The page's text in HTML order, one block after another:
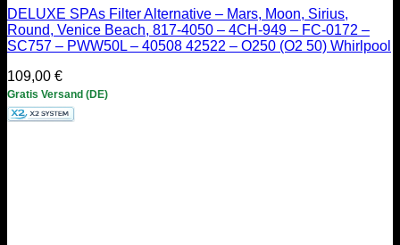
DELUXE SPAs Filter Alternative – Mars, Moon, Sirius,
Round, Venice Beach, 817-4050 – 4CH-949 – FC-0172 –
SC757 – PWW50L – 40508 42522 – O250 (O2 50) Whirlpool
109,00 €
Gratis Versand (DE)